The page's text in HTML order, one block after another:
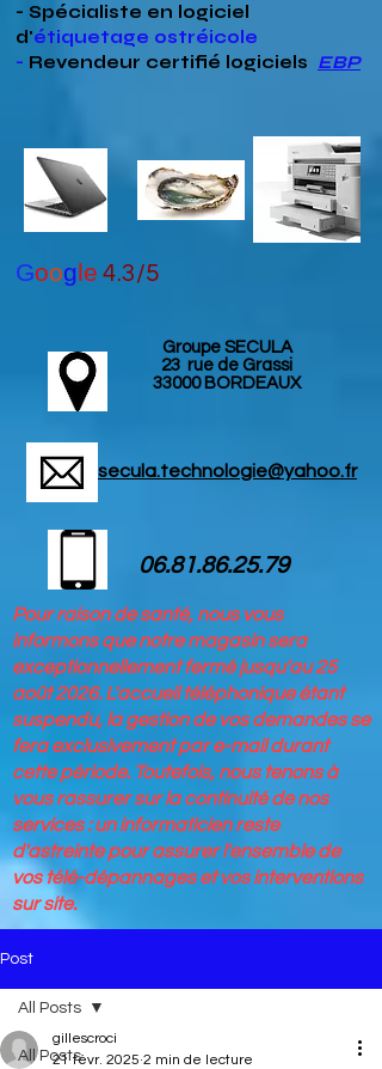
- Spécialiste en logiciel
d'étiquetage ostréicole
- Revendeur certifié logiciels EBP
Google 4.3/5
Groupe SECULA
23 rue de Grassi
33000 BORDEAUX
secula.technologie@yahoo.fr
06.81.86.25.79
Pour raison de santé, nous vous
informons que notre magasin sera
exceptionnellement fermé jusqu'au 25
août 2026. L'accueil téléphonique étant
suspendu, la gestion de vos demandes se
fera exclusivement par e-mail durant
cette période. Toutefois, nous tenons à
vous rassurer sur la continuité de nos
services : un informaticien reste
d'astreinte pour assurer l'ensemble de
vos télé-dépannages et vos interventions
sur site.
Post
All Posts
All Posts
gillescroci
21 févr. 2025 2 min de lecture